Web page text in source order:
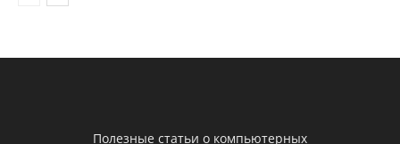
Полезные статьи о компьютерных